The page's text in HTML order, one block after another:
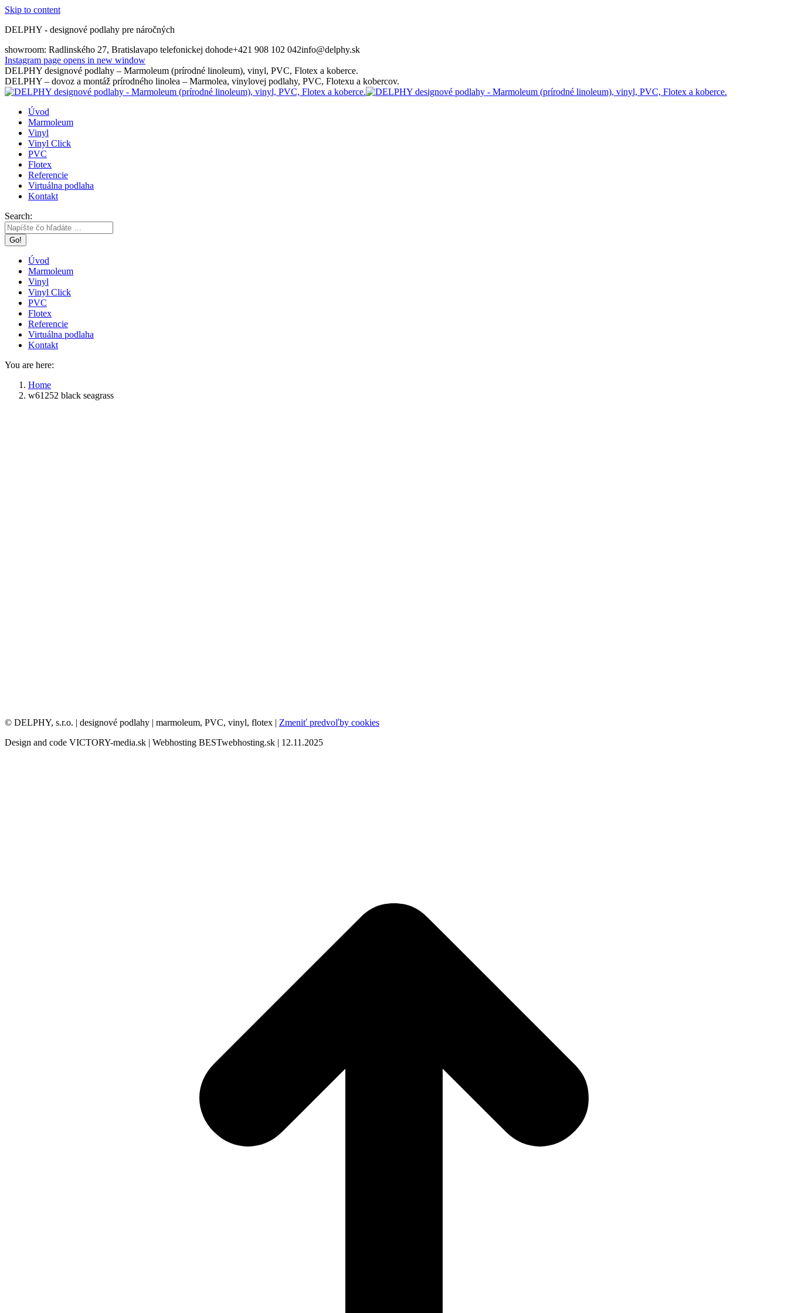
Skip to content
DELPHY - designové podlahy pre náročných
showroom: Radlinského 27, Bratislavapo telefonickej dohode+421 908 102 042info@delphy.sk
Instagram page opens in new window
DELPHY designové podlahy – Marmoleum (prírodné linoleum), vinyl, PVC, Flotex a koberce.
DELPHY – dovoz a montáž prírodného linolea – Marmolea, vinylovej podlahy, PVC, Flotexu a kobercov.
Úvod
Marmoleum
Vinyl
Vinyl Click
PVC
Flotex
Referencie
Virtuálna podlaha
Kontakt
Search:
Úvod
Marmoleum
Vinyl
Vinyl Click
PVC
Flotex
Referencie
Virtuálna podlaha
Kontakt
You are here:
Home
w61252 black seagrass
© DELPHY, s.r.o. | designové podlahy | marmoleum, PVC, vinyl, flotex | Zmeniť predvoľby cookies
Design and code VICTORY-media.sk | Webhosting BESTwebhosting.sk | 12.11.2025